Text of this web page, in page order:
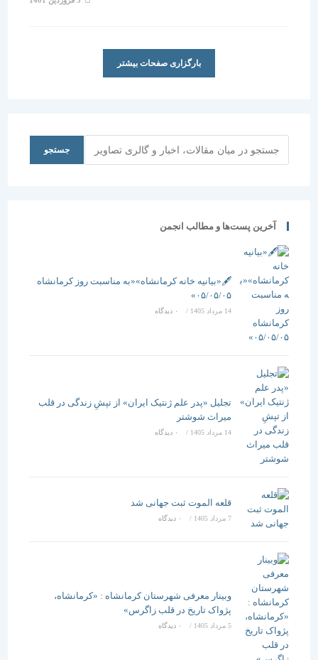
بارگزاری صفحات بیشتر
جستجو
آخرین پست‌ها و مطالب انجمن
🖋️«بیانیه خانه کرمانشاه»«به مناسبت روز کرمانشاه
۰۵/۰۵/۰۵»
/ ۰ دیدگاه
تجلیل «پدر علم ژنتیک ایران» از تپشِ زندگی در قلب
میراث شوشتر
14 مرداد 1405 / ۰ دیدگاه
قلعه الموت ثبت جهانی شد
/ ۰ دیدگاه
وبینار معرفی شهرستان کرمانشاه : «کرمانشاه،
پژواک تاریخ در قلب زاگرس»
5 مرداد 1405 / ۰ دیدگاه